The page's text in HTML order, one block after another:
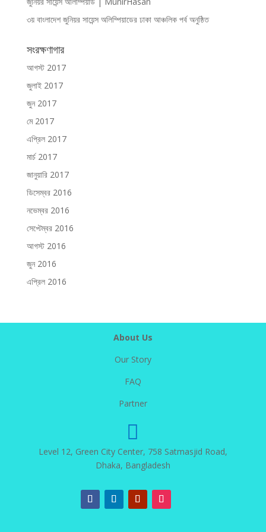
৩য় বাংলাদেশ জুনিয়র সায়েন্স অলিম্পিয়াডের ঢাকা আঞ্চলিক পর্ব অনুষ্ঠিত
সংরক্ষণাগার
আগস্ট 2017
জুলাই 2017
জুন 2017
মে 2017
এপ্রিল 2017
মার্চ 2017
জানুয়ারি 2017
ডিসেম্বর 2016
নভেম্বর 2016
সেপ্টেম্বর 2016
আগস্ট 2016
জুন 2016
এপ্রিল 2016
About Us
Our Story
FAQ
Partner

Level 12, Green City Center, 758 Satmasjid Road,
Dhaka, Bangladesh